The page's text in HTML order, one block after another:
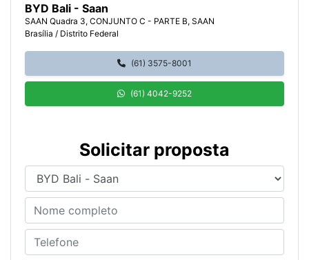
BYD Bali - Saan
SAAN Quadra 3, CONJUNTO C - PARTE B, SAAN
Brasília / Distrito Federal
(61) 3575-8001
(61) 4042-9252
Solicitar proposta